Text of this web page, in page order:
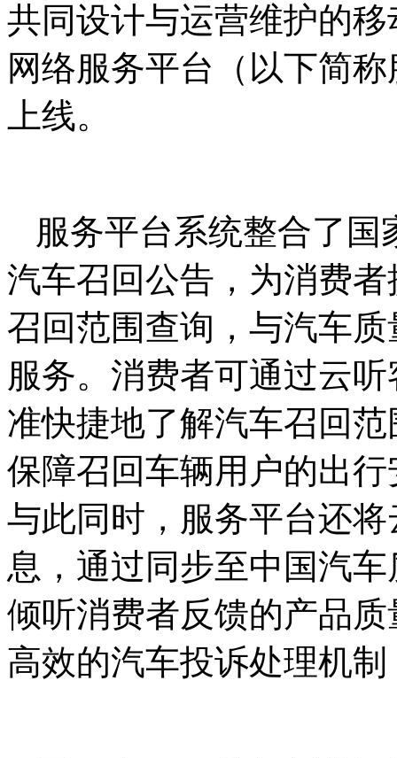
共同设计与运营维护的
网络服务平台（以下简
上线。
服务平台系统整合了
汽车召回公告，为消费
召回范围查询，与汽车
服务。消费者可通过云
准快捷地了解汽车召回
保障召回车辆用户的出
与此同时，服务平台还
息，通过同步至中国汽
倾听消费者反馈的产品
高效的汽车投诉处理机